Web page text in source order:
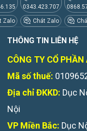
Zalo
0343.423.707
Chát Zalo
THÔNG TIN LIÊN HỆ
CÔNG TY CỔ
Mã số thuế:
Địa chỉ ĐKKD: Dục
Nội
VP Miền Bắc: Dục